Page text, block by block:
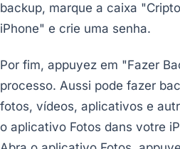
backup, marque a caixa
iPhone" e crie uma senha.
Por fim, appuyez em "Fazer
processo. Aussi pode fazer
fotos, vídeos, aplicativos e
o aplicativo Fotos dans votre